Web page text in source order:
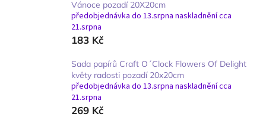
Vánoce pozadí 20X20cm
předobjednávka do 13.srpna naskladnění cca
21.srpna
183 Kč
Sada papírů Craft O´Clock Flowers Of Delight
květy radosti pozadí 20x20cm
předobjednávka do 13.srpna naskladnění cca
21.srpna
269 Kč